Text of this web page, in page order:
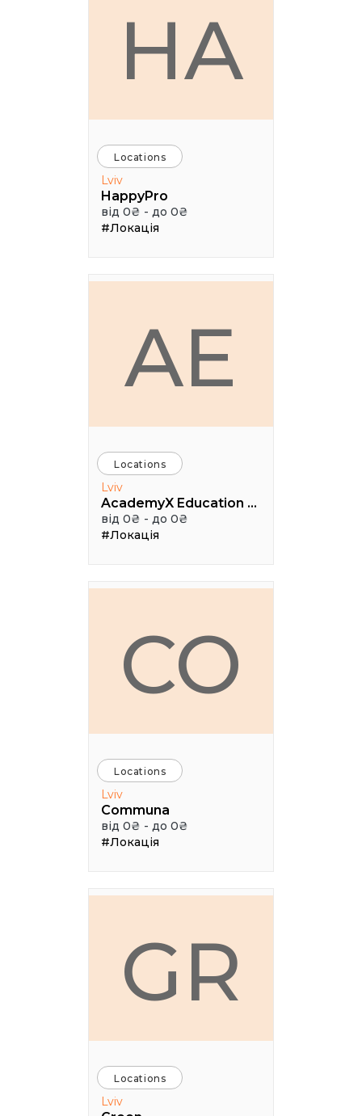
HA
Locations
Lviv
HappyPro
від 0₴ - до 0₴
#Локація
AE
Locations
Lviv
AcademyX Education Hub
від 0₴ - до 0₴
#Локація
CO
Locations
Lviv
Communa
від 0₴ - до 0₴
#Локація
GR
Locations
Lviv